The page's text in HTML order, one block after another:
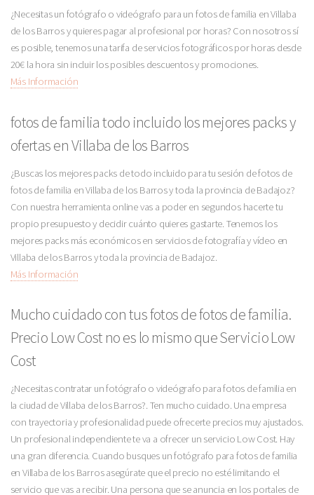
¿Necesitas un fotógrafo o videógrafo para un fotos de familia en Villaba
de los Barros y quieres pagar al profesional por horas? Con nosotros sí
es posible, tenemos una tarifa de servicios fotográficos por horas desde
20€ la hora sin incluir los posibles descuentos y promociones.
Más Información
fotos de familia todo incluido los mejores packs y
ofertas en Villaba de los Barros
¿Buscas los mejores packs de todo incluido para tu sesión de fotos de
fotos de familia en Villaba de los Barros y toda la provincia de Badajoz?
Con nuestra herramienta online vas a poder en segundos hacerte tu
propio presupuesto y decidir cuánto quieres gastarte. Tenemos los
mejores packs más económicos en servicios de fotografía y vídeo en
Villaba de los Barros y toda la provincia de Badajoz.
Más Información
Mucho cuidado con tus fotos de fotos de familia.
Precio Low Cost no es lo mismo que Servicio Low
Cost
¿Necesitas contratar un fotógrafo o videógrafo para fotos de familia en
la ciudad de Villaba de los Barros?. Ten mucho cuidado. Una empresa
con trayectoria y profesionalidad puede ofrecerte precios muy ajustados.
Un profesional independiente te va a ofrecer un servicio Low Cost. Hay
una gran diferencia. Cuando busques un fotógrafo para fotos de familia
en Villaba de los Barros asegúrate que el precio no esté limitando el
servicio que vas a recibir. Una persona que se anuncia en los portales de